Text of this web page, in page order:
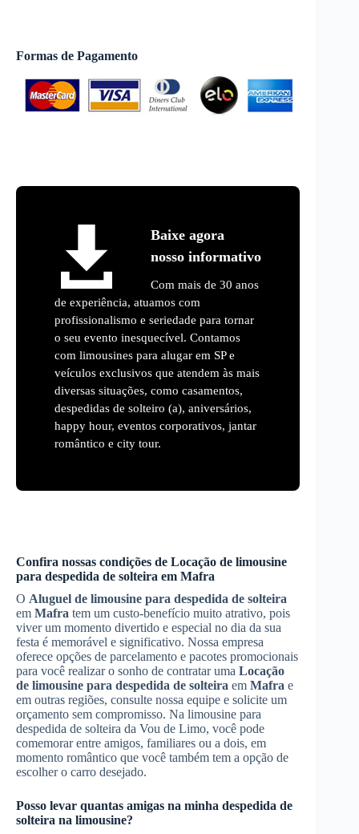
Formas de Pagamento
Baixe agora
nosso informativo
Com mais de 30 anos
de experiência, atuamos com
profissionalismo e seriedade para tornar
o seu evento inesquecível. Contamos
com limousines para alugar em SP e
veículos exclusivos que atendem às mais
diversas situações, como casamentos,
despedidas de solteiro (a), aniversários,
happy hour, eventos corporativos, jantar
romântico e city tour.
Confira nossas condições de Locação de limousine
para despedida de solteira em Mafra
O Aluguel de limousine para despedida de solteira
em Mafra tem um custo-benefício muito atrativo, pois
viver um momento divertido e especial no dia da sua
festa é memorável e significativo. Nossa empresa
oferece opções de parcelamento e pacotes promocionais
para você realizar o sonho de contratar uma Locação
de limousine para despedida de solteira em Mafra e
em outras regiões, consulte nossa equipe e solicite um
orçamento sem compromisso. Na limousine para
despedida de solteira da Vou de Limo, você pode
comemorar entre amigos, familiares ou a dois, em
momento romântico que você também tem a opção de
escolher o carro desejado.
Posso levar quantas amigas na minha despedida de
solteira na limousine?